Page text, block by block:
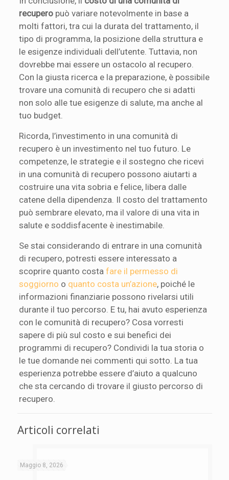
recupero può variare notevolmente in base a
molti fattori, tra cui la durata del trattamento, il
tipo di programma, la posizione della struttura e
le esigenze individuali dell’utente. Tuttavia, non
dovrebbe mai essere un ostacolo al recupero.
Con la giusta ricerca e la preparazione, è possibile
trovare una comunità di recupero che si adatti
non solo alle tue esigenze di salute, ma anche al
tuo budget.
Ricorda, l’investimento in una comunità di
recupero è un investimento nel tuo futuro. Le
competenze, le strategie e il sostegno che ricevi
in una comunità di recupero possono aiutarti a
costruire una vita sobria e felice, libera dalle
catene della dipendenza. Il costo del trattamento
può sembrare elevato, ma il valore di una vita in
salute e soddisfacente è inestimabile.
Se stai considerando di entrare in una comunità
di recupero, potresti essere interessato a
scoprire quanto costafare il permesso di
soggiorno o quanto costa un’azione, poiché le
informazioni finanziarie possono rivelarsi utili
durante il tuo percorso. E tu, hai avuto esperienza
con le comunità di recupero? Cosa vorresti
sapere di più sul costo e sui benefici dei
programmi di recupero? Condividi la tua storia o
le tue domande nei commenti qui sotto. La tua
esperienza potrebbe essere d’aiuto a qualcuno
che sta cercando di trovare il giusto percorso di
recupero.
Articoli correlati
Maggio 8, 2026